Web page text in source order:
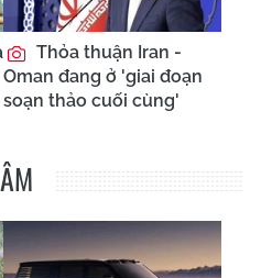
Thỏa thuận Iran -
Oman đang ở 'giai đoạn
soạn thảo cuối cùng'